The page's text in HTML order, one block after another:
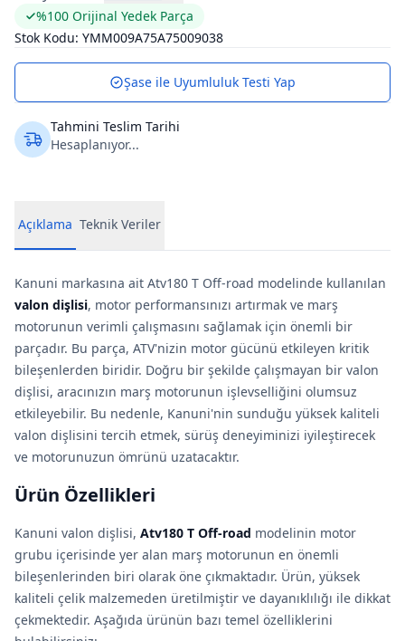
%100 Orijinal Yedek Parça
Stok Kodu: YMM009A75A75009038
Şase ile Uyumluluk Testi Yap
Tahmini Teslim Tarihi
Hesaplanıyor...
Açıklama Teknik Veriler
Kanuni markasına ait Atv180 T Off-road modelinde kullanılan
valon dişlisi, motor performansınızı artırmak ve marş
motorunun verimli çalışmasını sağlamak için önemli bir
parçadır. Bu parça, ATV'nizin motor gücünü etkileyen kritik
bileşenlerden biridir. Doğru bir şekilde çalışmayan bir valon
dişlisi, aracınızın marş motorunun işlevselliğini olumsuz
etkileyebilir. Bu nedenle, Kanuni'nin sunduğu yüksek kaliteli
valon dişlisini tercih etmek, sürüş deneyiminizi iyileştirecek
ve motorunuzun ömrünü uzatacaktır.
Ürün Özellikleri
Kanuni valon dişlisi, Atv180 T Off-road modelinin motor
grubu içerisinde yer alan marş motorunun en önemli
bileşenlerinden biri olarak öne çıkmaktadır. Ürün, yüksek
kaliteli çelik malzemeden üretilmiştir ve dayanıklılığı ile dikkat
çekmektedir. Aşağıda ürünün bazı temel özelliklerini